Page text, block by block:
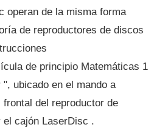
operan de la misma forma
de reproductores de discos
de principio Matemáticas 1
ubicado en el mando a
del reproductor de
cajón LaserDisc .